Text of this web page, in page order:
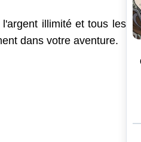
illimité et tous les
dans votre aventure.